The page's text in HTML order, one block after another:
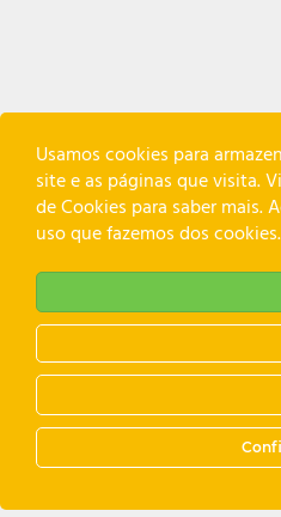
Usamos cookies para
site e as páginas que visita.
de Cookies para saber mais.
uso que fazemos dos cookies.